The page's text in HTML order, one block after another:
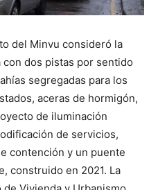
del Minvu consideró la
dos pistas por sentido
segregadas para los
aceras de hormigón,
de iluminación
de servicios,
contención y un puente
construido en 2021. La